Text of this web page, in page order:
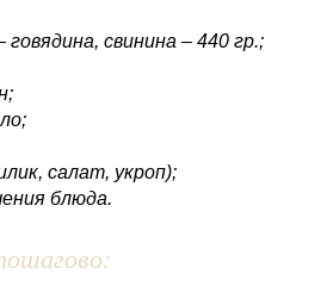
свинина – 440 гр.;
салат, укроп);
блюда.